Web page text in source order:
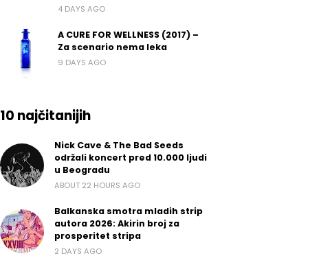
4 DAYS AGO
A CURE FOR WELLNESS (2017) –
Za scenario nema leka
9 DAYS AGO
10 najčitanijih
Nick Cave & The Bad Seeds
održali koncert pred 10.000 ljudi
u Beogradu
ABOUT 22 HOURS AGO
Balkanska smotra mladih strip
autora 2026: Akirin broj za
prosperitet stripa
2 DAYS AGO